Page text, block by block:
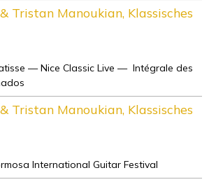
Tristan Manoukian, Klassisches
— Nice Classic Live — Intégrale des
Tristan Manoukian, Klassisches
International Guitar Festival